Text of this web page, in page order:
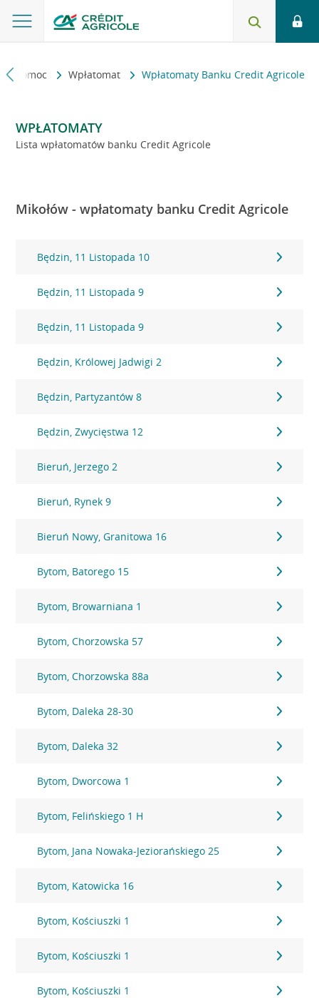
i pomoc Wpłatomat Wpłatomaty Banku Credit Agricole
WPŁATOMATY
Lista wpłatomatów banku Credit Agricole
Mikołów - wpłatomaty banku Credit Agricole
Będzin, 11 Listopada 10
Będzin, 11 Listopada 9
Będzin, 11 Listopada 9
Będzin, Królowej Jadwigi 2
Będzin, Partyzantów 8
Będzin, Zwycięstwa 12
Bieruń, Jerzego 2
Bieruń, Rynek 9
Bieruń Nowy, Granitowa 16
Bytom, Batorego 15
Bytom, Browarniana 1
Bytom, Chorzowska 57
Bytom, Chorzowska 88a
Bytom, Daleka 28-30
Bytom, Daleka 32
Bytom, Dworcowa 1
Bytom, Felińskiego 1 H
Bytom, Jana Nowaka-Jeziorańskiego 25
Bytom, Katowicka 16
Bytom, Kościuszki 1
Bytom, Kościuszki 1
Bytom, Kościuszki 1